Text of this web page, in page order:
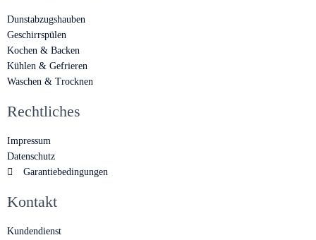
Dunstabzugshauben
Geschirrspülen
Kochen & Backen
Kühlen & Gefrieren
Waschen & Trocknen
Rechtliches
Impressum
Datenschutz
Garantiebedingungen
Kontakt
Kundendienst